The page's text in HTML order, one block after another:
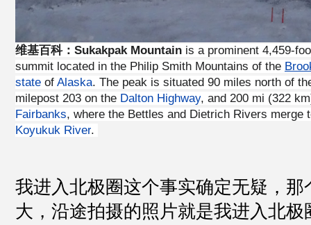
维基百科：Sukakpak Mountain is a prominent 4,459-
summit located in the Philip Smith Mountains of the
state of Alaska. The peak is situated 90 miles north of
milepost 203 on the Dalton Highway
Fairbanks
Koyukuk River.
我进入北极圈这个事实确定无疑，那
大，沿途拍摄的照片就是我进入北极